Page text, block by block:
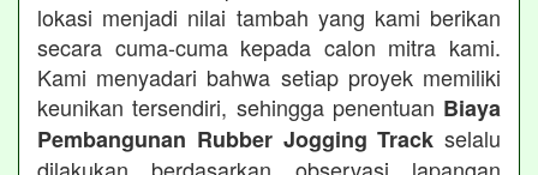
lokasi menjadi nilai tambah yang kami berikan
secara cuma-cuma kepada calon mitra kami.
Kami menyadari bahwa setiap proyek memiliki
keunikan tersendiri, sehingga penentuan Biaya
Pembangunan Rubber Jogging Track selalu